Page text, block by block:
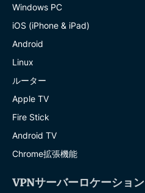
Windows PC
iOS (iPhone & iPad)
Android
Linux
ルーター
Apple TV
Fire Stick
Android TV
Chrome拡張機能
VPNサーバーロケーション